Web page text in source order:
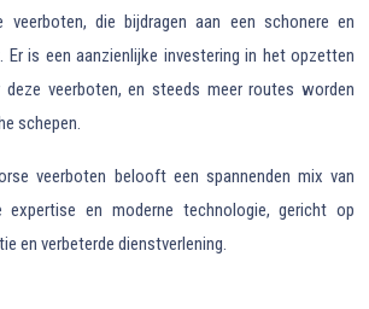
veerboten, die bijdragen aan een schonere en
Er is een aanzienlijke investering in het opzetten
veerboten, en steeds meer routes worden
schepen.
veerboten belooft een spannenden mix van
expertise en moderne technologie, gericht op
en verbeterde dienstverlening.